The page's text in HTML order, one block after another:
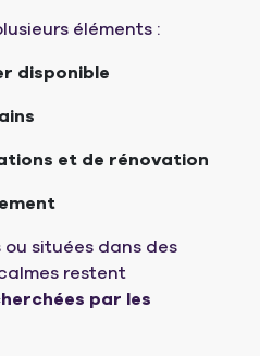
éléments :
disponible
et de rénovation
ou situées dans des
restent
par les